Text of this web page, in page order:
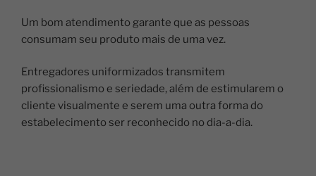
Um bom atendimento garante que as pessoas
consumam seu produto mais de uma vez.
Entregadores uniformizados transmitem
profissionalismo e seriedade, além de estimularem o
cliente visualmente e serem uma outra forma do
estabelecimento ser reconhecido no dia-a-dia.